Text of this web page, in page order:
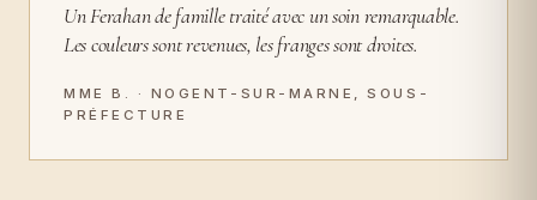
Un Ferahan de famille traité avec un soin remarquable.
Les couleurs sont revenues, les franges sont droites.
MME B. · NOGENT-SUR-MARNE, SOUS-
PRÉFECTURE